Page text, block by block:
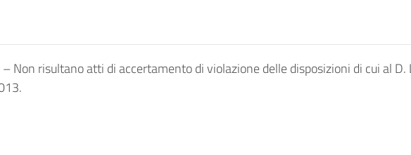
Non risultano atti di accertamento di violazione delle disposizioni di cui al D.